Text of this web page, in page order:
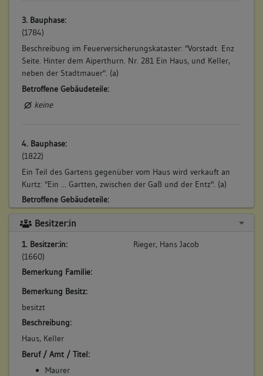
3. Bauphase:
(1784)
Beschreibung im Feuerversicherungskataster: "Vorstadt. Enz
Seite. Hinter dem Aiperthurn. Nr. 281 Ein Haus, und Keller,
neben der Stadtmauer". (a)
Betroffene Gebäudeteile:
keine
4. Bauphase:
(1822)
Ein Teil des Gartens gegenüber vom Haus wird verkauft an
Kurtz: "Ein ... Gartten, zwischen der Gaß und der Entz". (a)
Betroffene Gebäudeteile:
keine
5. Bauphase:
(1880)
des Maurers Friedrich Ege: "Nr. 281 Ein zweistockiges
Wohnhaus mit gewölbtem Keller (50 qm), in der Vorstadt, an
der Stadtmauer, neben Johannes Ackermann und Christoph
Betroffene Gebäudeteile:
Besitzer:in
1. Besitzer:in:
(1660)
Rieger, Hans Jacob
Bemerkung Familie:
Bemerkung Besitz:
besitzt
Beschreibung:
Haus, Keller
Beruf / Amt / Titel:
Maurer